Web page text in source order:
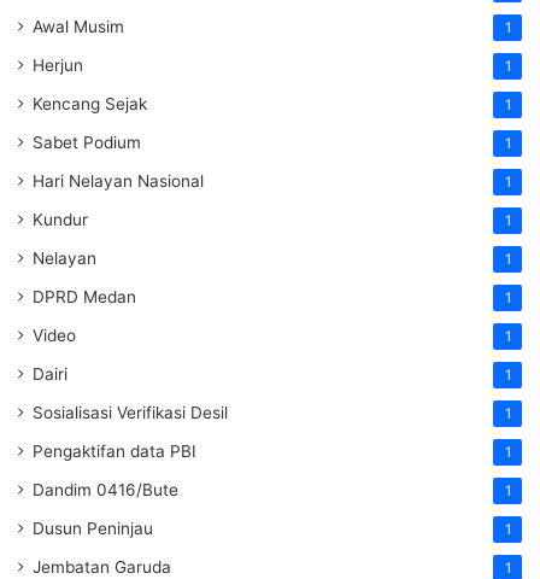
Awal Musim 1
Herjun 1
Kencang Sejak 1
Sabet Podium 1
Hari Nelayan Nasional 1
Kundur 1
Nelayan 1
DPRD Medan 1
Video 1
Dairi 1
Sosialisasi Verifikasi Desil 1
Pengaktifan data PBI 1
Dandim 0416/Bute 1
Dusun Peninjau 1
Jembatan Garuda 1